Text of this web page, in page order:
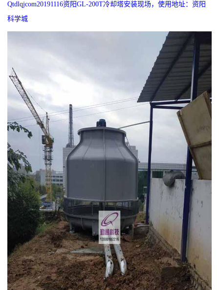
Qtdlqjcom20191116资阳GL-200T冷却塔安装现场，使用地址：资阳
科学城